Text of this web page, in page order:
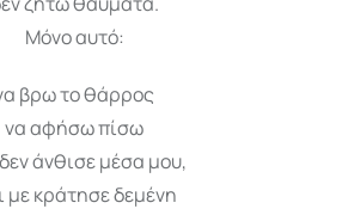
Μόνο αυτό:
βρω το θάρρος
να αφήσω πίσω
άνθισε μέσα μου,
με κράτησε δεμένη